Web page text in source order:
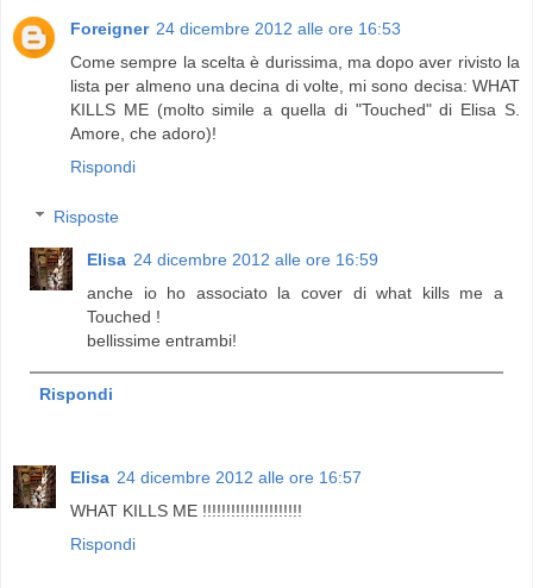
Foreigner 24 dicembre 2012 alle ore 16:53
Come sempre la scelta è durissima, ma dopo aver rivisto la
lista per almeno una decina di volte, mi sono decisa: WHAT
KILLS ME (molto simile a quella di "Touched" di Elisa S.
Amore, che adoro)!
Rispondi
Risposte
Elisa 24 dicembre 2012 alle ore 16:59
anche io ho associato la cover di what kills me a
Touched !
bellissime entrambi!
Rispondi
Elisa 24 dicembre 2012 alle ore 16:57
WHAT KILLS ME !!!!!!!!!!!!!!!!!!!!!
Rispondi